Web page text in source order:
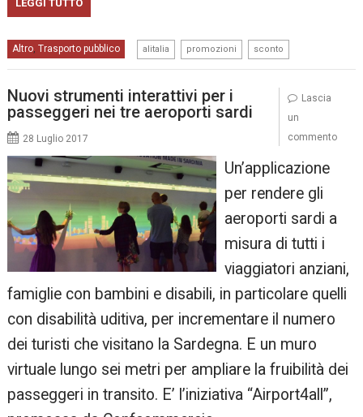
LEGGI TUTTO
Altro,Trasporto pubblico alitalia promozioni sconto
Nuovi strumenti interattivi per i
passeggeri nei tre aeroporti sardi
28 Luglio 2017
Un’applicazione
per rendere gli
aeroporti sardi a
misura di tutti i
viaggiatori anziani,
famiglie con bambini e disabili, in particolare quelli
con disabilità uditiva, per incrementare il numero
dei turisti che visitano la Sardegna. E un muro
virtuale lungo sei metri per ampliare la fruibilità dei
passeggeri in transito. E’ l’iniziativa “Airport4all”,
Lascia
un
commento